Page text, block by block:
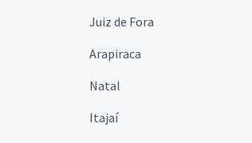
Juiz de Fora
Arapiraca
Natal
Itajaí